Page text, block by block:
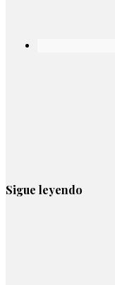
Sigue leyendo